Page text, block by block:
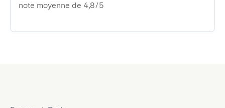
note moyenne de 4,8/5